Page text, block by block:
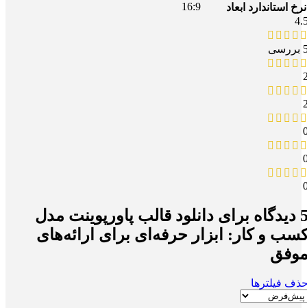
نرخ استاندارد ابعاد
16:9
برای
دانلود قالب پاورپوینت مدل
و کار: ابزار حرفه‌ای برای ارائه‌های
فیلترها